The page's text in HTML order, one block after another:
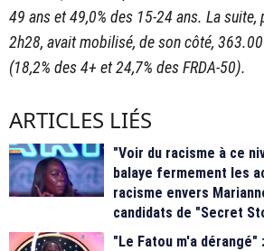
49 ans et 49,0% des 15-24 ans. La
2h28, avait mobilisé, de son côté,
(18,2% des 4+ et 24,7% des FRDA-50).
ARTICLES LIÉS
"Voir du racisme à ce
balaye fermement les
racisme envers
candidats de "Secret
"Le Fatou m'a dérangé"